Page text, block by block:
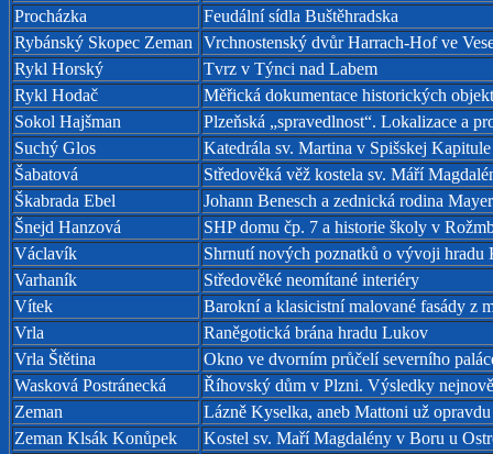
Procházka
Feudální sídla Buštěhradska
Rybánský Skopec Zeman
Vrchnostenský dvůr Harrach-Hof ve
Rykl Horský
Tvrz v Týnci nad Labem
Rykl Hodač
Měřická dokumentace historických
Sokol Hajšman
Plzeňská „spravedlnost“. Lokalizace a
Suchý Glos
Katedrála sv. Martina v Spišskej
Šabatová
Středověká věž kostela sv. Máří
Škabrada Ebel
Johann Benesch a zednická rodina
Šnejd Hanzová
SHP domu čp. 7 a historie školy v
Václavík
Shrnutí nových poznatků o vývoji hradu
Varhaník
Středověké neomítané interiéry
Vítek
Barokní a klasicistní malované fasády z
Vrla
Raněgotická brána hradu Lukov
Vrla Štětina
Okno ve dvorním průčelí severního
Wasková Postránecká
Říhovský dům v Plzni. Výsledky
Zeman
Lázně Kyselka, aneb Mattoni už
Zeman Klsák Konůpek
Kostel sv. Maří Magdalény v Boru u